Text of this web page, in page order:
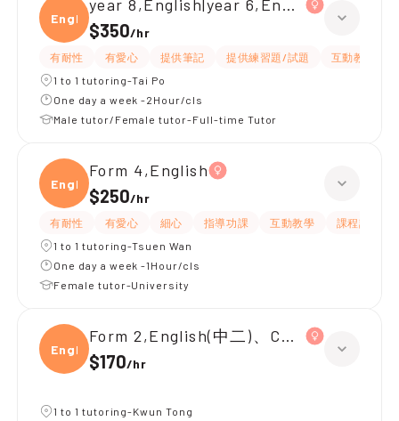
Engli
year 8,English|year 6,English
$350/hr
有耐性 有愛心 提供筆記 提供練習題/試題 互動教學
1 to 1 tutoring-Tai Po
One day a week -2Hour/cls
Male tutor/Female tutor-Full-time Tutor
Engli
Form 4,English
$250/hr
有耐性 有愛心 細心 指導功課 互動教學
課程設計
1 to 1 tutoring-Tsuen Wan
One day a week -1Hour/cls
Female tutor-University
Engli
Form 2,English(中二)、Chinese(中二)
$170/hr
1 to 1 tutoring-Kwun Tong